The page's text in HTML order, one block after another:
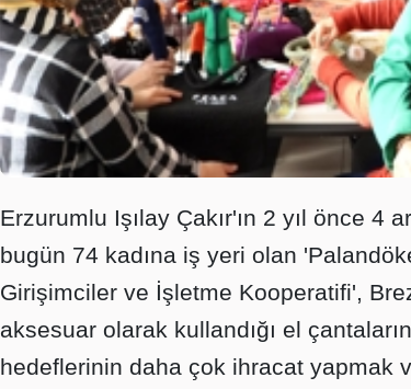
Erzurumlu Işılay Çakır'ın 2 yıl önce 4
bugün 74 kadına iş yeri olan
Girişimciler ve İşletme Kooperatifi',
aksesuar olarak kullandığı el
hedeflerinin daha çok ihracat yapmak